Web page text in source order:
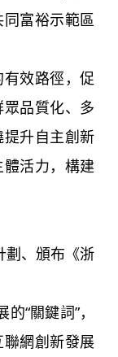
富裕示範區
效路徑，促
品質化、多
升自主創新
活力，構建
劃、頒布《浙
“關鍵詞”，
網創新發展